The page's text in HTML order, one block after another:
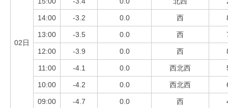
02日
14:00 -3.2 0.0 西
13:00 -3.5 0.0 西
12:00 -3.9 0.0 西
11:00 -4.1 0.0 西北西
10:00 -4.2 0.0 西北西
09:00 -4.7 0.0 西